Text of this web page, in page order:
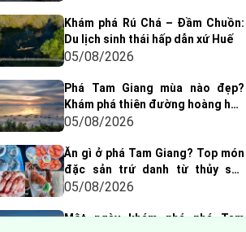
Khám phá Rú Chá – Đầm Chuồn:
Du lịch sinh thái hấp dẫn xứ Huế
05/08/2026
Phá Tam Giang mùa nào đẹp?
Khám phá thiên đường hoàng hôn
đẹp nhất Huế
05/08/2026
Ăn gì ở phá Tam Giang? Top món
đặc sản trứ danh từ thủy sản
vùng nước lợ
05/08/2026
Một ngày khám phá phá Tam